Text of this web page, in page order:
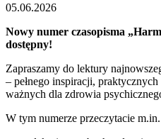
05.06.2026
Nowy numer czasopisma
dostępny!
Zapraszamy do lektury
– pełnego inspiracji,
ważnych dla zdrowia
W tym numerze przeczytacie